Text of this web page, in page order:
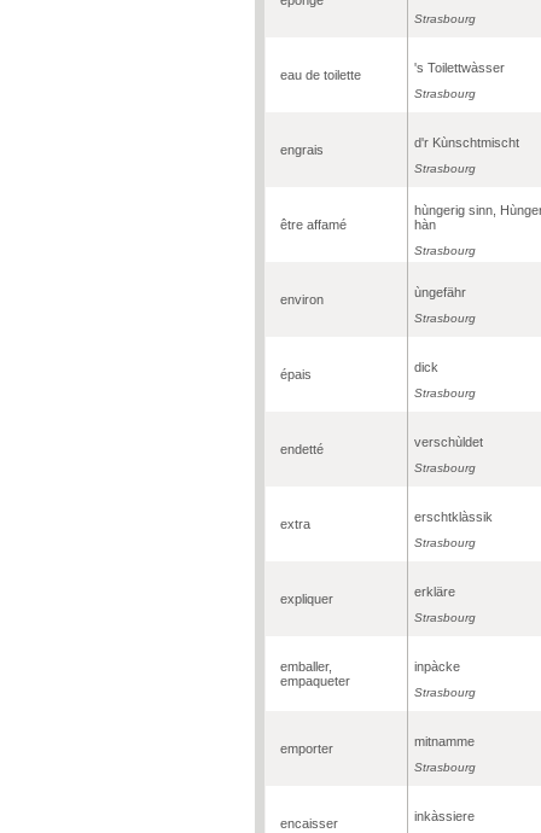
Strasbourg
eau de toilette 's Toilettwàsser
Strasbourg
engrais d'r Kùnschtmischt
Strasbourg
être affamé
hùngerig sinn,
hàn
Strasbourg
environ ùngefähr
Strasbourg
épais dick
Strasbourg
endetté verschùldet
Strasbourg
extra erschtklàssik
Strasbourg
expliquer erkläre
Strasbourg
emballer,
empaqueter
inpàcke
Strasbourg
emporter mitnamme
Strasbourg
encaisser inkàssiere